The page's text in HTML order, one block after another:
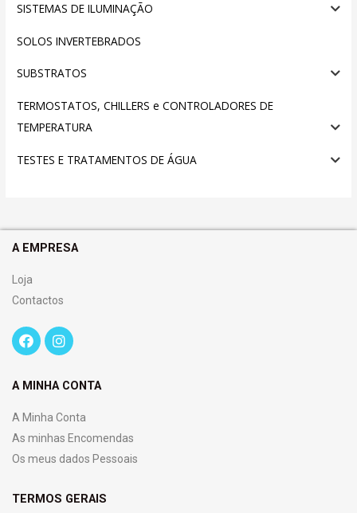
SISTEMAS DE ILUMINAÇÃO
SOLOS INVERTEBRADOS
SUBSTRATOS
TERMOSTATOS, CHILLERS e CONTROLADORES DE
TEMPERATURA
TESTES E TRATAMENTOS DE ÁGUA
A EMPRESA
Loja
Contactos
A MINHA CONTA
A Minha Conta
As minhas Encomendas
Os meus dados Pessoais
TERMOS GERAIS